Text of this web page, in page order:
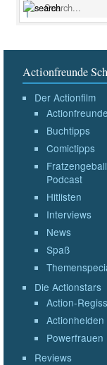
Actionfreunde
Der Actionfilm
Buchtipps
Comictipps
Podcast
Hitlisten
Interviews
News
Spaß
Die Actionstars
Action-
Actionhelden
Powerfrauen
Reviews